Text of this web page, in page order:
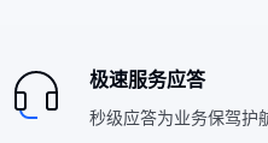
极速服务应答
秒级应答为业务保驾护